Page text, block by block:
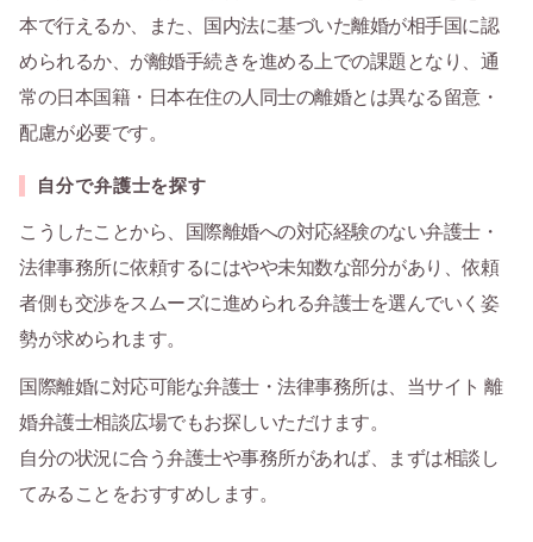
本で行えるか、また、国内法に基づいた離婚が相手国に認
められるか、が離婚手続きを進める上での課題となり、通
常の日本国籍・日本在住の人同士の離婚とは異なる留意・
配慮が必要です。
自分で弁護士を探す
こうしたことから、国際離婚への対応経験のない弁護士・
法律事務所に依頼するにはやや未知数な部分があり、依頼
者側も交渉をスムーズに進められる弁護士を選んでいく姿
勢が求められます。
国際離婚に対応可能な弁護士・法律事務所は、当サイト 離
婚弁護士相談広場でもお探しいただけます。
自分の状況に合う弁護士や事務所があれば、まずは相談し
てみることをおすすめします。